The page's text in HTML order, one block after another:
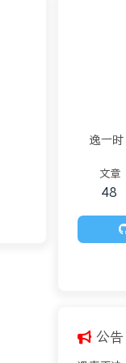
逸一
文章
48
公告